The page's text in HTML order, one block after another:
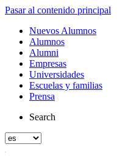
Pasar al contenido principal
Nuevos Alumnos
Alumnos
Alumni
Empresas
Universidades
Escuelas y familias
Prensa
Search